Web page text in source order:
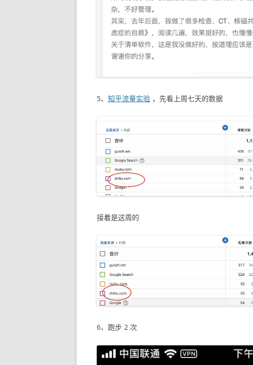
5、 知乎流量实验 ，先看上周七天的数据
接着是这周的
6、跑步 2 次